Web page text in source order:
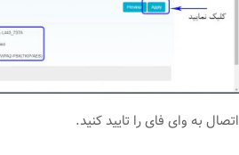
اتصال به وای فای را تایید کنید.